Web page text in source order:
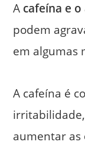
A cafeína e o
podem
em algumas
A cafeína é
aumentar as